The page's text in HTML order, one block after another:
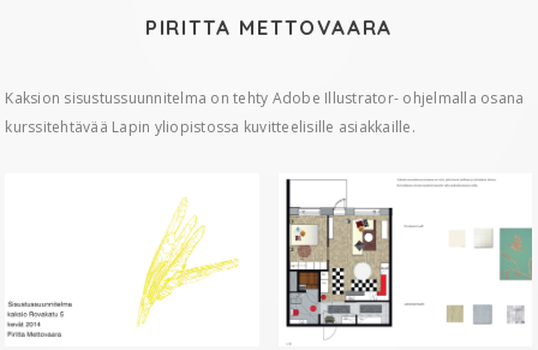
PIRITTA METTOVAARA
Kaksion sisustussuunnitelma on tehty Adobe Illustrator- ohjelmalla osana
kurssitehtävää Lapin yliopistossa kuvitteelisille asiakkaille.